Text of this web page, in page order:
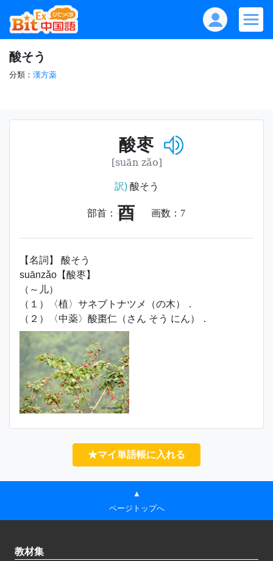
酸そう
分類： 漢方薬
酸枣
[suān zǎo]
訳)酸そう
部首： 酉 画数： 7
【名詞】 酸そう
suānzǎo【酸枣】
（～儿）
（１）〈植〉サネブトナツメ（の木）．
（２）〈中薬〉酸棗仁（さん そう にん）．
★マイ単語帳に入れる
▲
ページトップへ
教材集